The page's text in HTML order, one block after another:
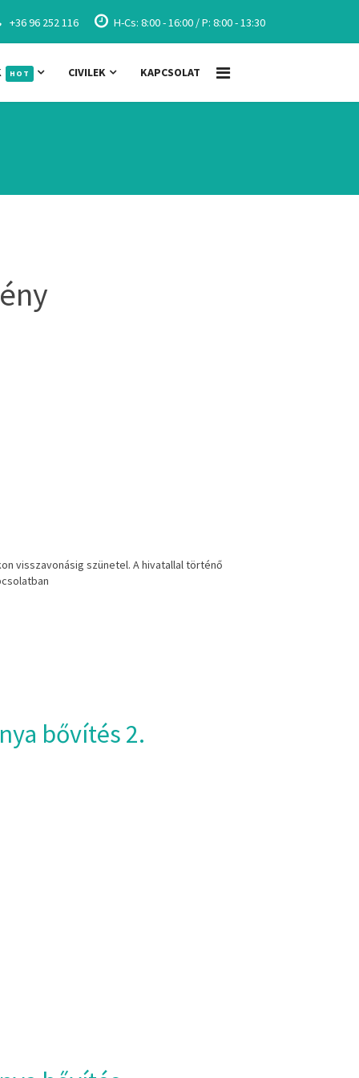
+36 96 252 116 H-Cs: 8:00 - 16:00 / P: 8:00 - 13:30
HOT CIVILEK KAPCSOLAT
visszavonásig szünetel. A hivatallal történő
csolatban
bővítés 2.